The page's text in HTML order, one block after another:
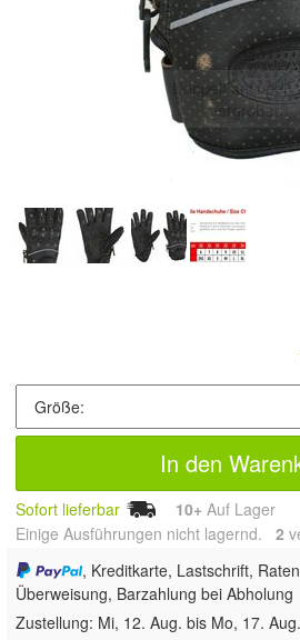
Doppelt antippen
vergrößern
In den
Sofort lieferbar 10+ Auf Lager
Einige Ausführungen nicht lagernd. 2
, Kreditkarte, Lastschrift,
Überweisung, Barzahlung bei Abholung
Zustellung: Mi, 12. Aug. bis Mo, 17. Aug.